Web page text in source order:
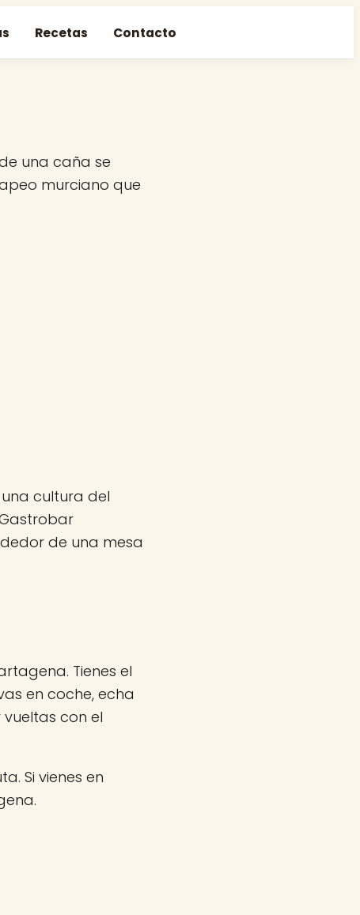
Recetas Contacto
una caña se
murciano que
cultura del
de una mesa
Tienes el
en coche, echa
con el
Si vienes en